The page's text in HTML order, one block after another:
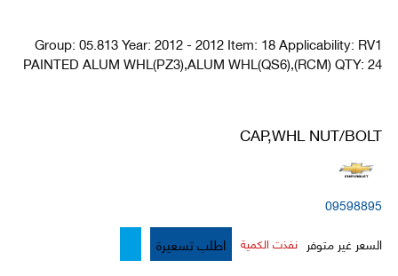
Group: 05.813 Year: 2012 - 2012 Item: 18 Applicability: RV1
PAINTED ALUM WHL(PZ3),ALUM WHL(QS6),(RCM) QTY: 24
CAP,WHL NUT/BOLT
09598895
السعر غير متوفر نفذت الكمية اطلب تسعيرة